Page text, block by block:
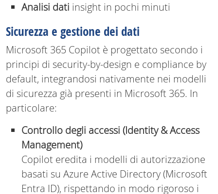
Analisi dati insight in pochi minuti
Sicurezza e gestione dei dati
Microsoft 365 Copilot è progettato secondo i
principi di security-by-design e compliance by
default, integrandosi nativamente nei modelli
di sicurezza già presenti in Microsoft 365. In
particolare:
Controllo degli accessi (Identity & Access
Management)
Copilot eredita i modelli di autorizzazione
basati su Azure Active Directory (Microsoft
Entra ID), rispettando in modo rigoroso i